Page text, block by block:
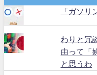
「ガソ
わりと冗
由って「
と思うわ